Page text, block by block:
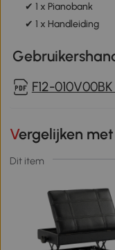
✔ 1 x Pianobank
✔ 1 x Handleiding
F12-
Vergelijken
Dit item